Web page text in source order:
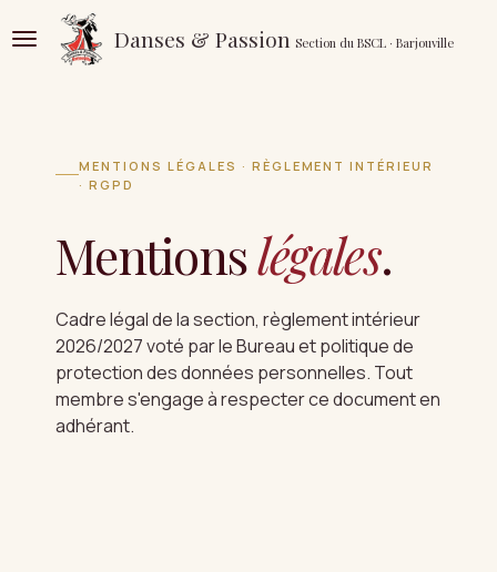
Passer
au
Danses & Passion Section du BSCL · Barjouville
MENTIONS LÉGALES · RÈGLEMENT INTÉRIEUR
· RGPD
Mentionslégales.
Cadre légal de la section, règlement intérieur
2026/2027 voté par le Bureau et politique de
protection des données personnelles. Tout
membre s'engage à respecter ce document en
adhérant.